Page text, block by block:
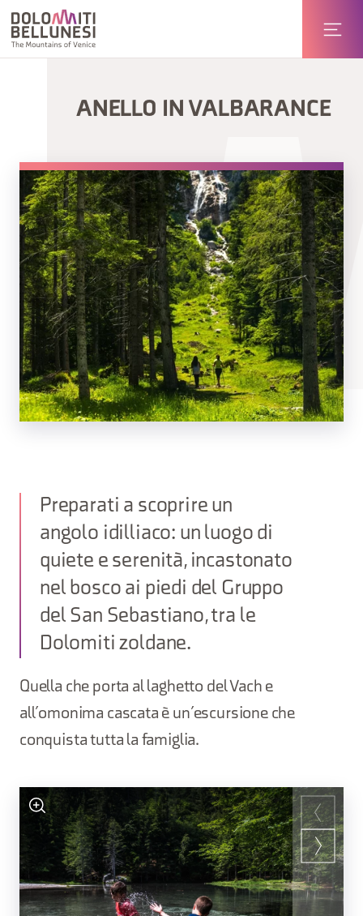
ANELLO IN VALBARANCE
Preparati a scoprire un
angolo idilliaco: un luogo di
quiete e serenità, incastonato
nel bosco ai piedi del Gruppo
del San Sebastiano, tra le
Dolomiti zoldane.
Quella che porta al laghetto del Vach e
all’omonima cascata è un’escursione che
conquista tutta la famiglia.